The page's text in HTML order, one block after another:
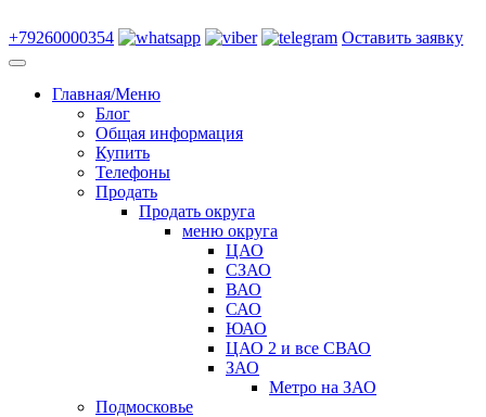
+79260000354 Оставить заявку
Главная/Меню
Блог
Общая информация
Купить
Телефоны
Продать
Продать округа
меню округа
ЦАО
СЗАО
ВАО
САО
ЮАО
ЦАО 2 и все СВАО
ЗАО
Метро на ЗАО
Подмосковье